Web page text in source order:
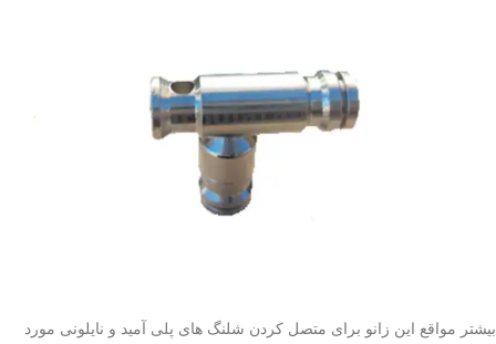
بیشتر مواقع این زانو برای متصل کردن شلنگ های پلی آمید و نایلونی مورد